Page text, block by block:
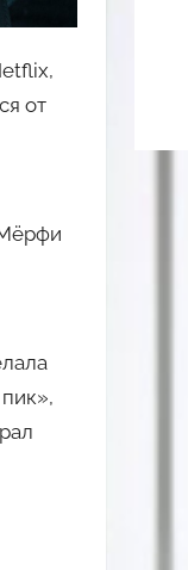
от